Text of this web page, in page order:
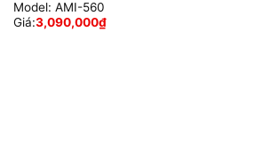
Model: AMI-560
Giá:3,090,000₫